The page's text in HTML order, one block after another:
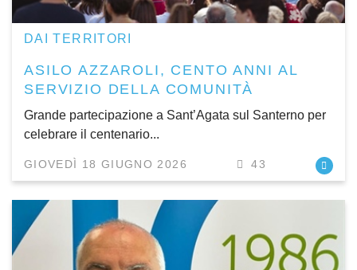
DAI TERRITORI
ASILO AZZAROLI, CENTO ANNI AL
SERVIZIO DELLA COMUNITÀ
Grande partecipazione a Sant’Agata sul Santerno per
celebrare il centenario...
GIOVEDÌ 18 GIUGNO 2026 43